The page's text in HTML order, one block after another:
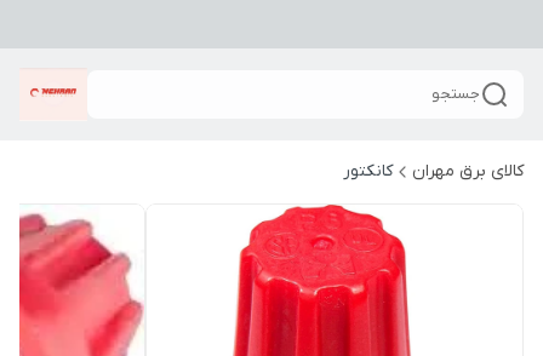
جستجو
کالای برق مهران کانکتور